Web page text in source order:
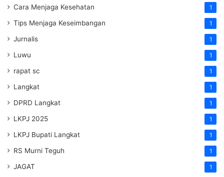
Cara Menjaga Kesehatan 1
Tips Menjaga Keseimbangan 1
Jurnalis 1
Luwu 1
rapat sc 1
Langkat 1
DPRD Langkat 1
LKPJ 2025 1
LKPJ Bupati Langkat 1
RS Murni Teguh 1
JAGAT 1